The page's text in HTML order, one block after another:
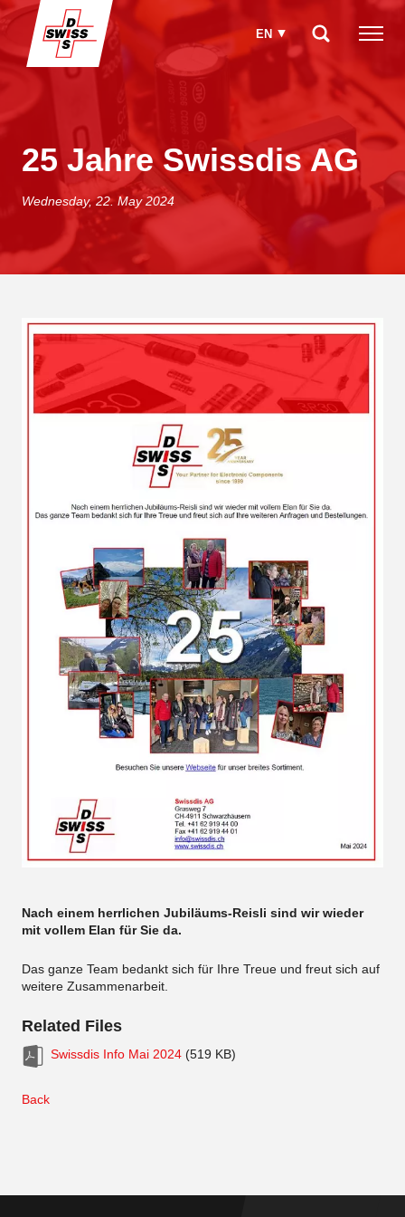
EN
25 Jahre Swissdis AG
Wednesday, 22. May 2024
How can we help you?
Nach einem herrlichen Jubiläums-Reisli sind wir wieder
mit vollem Elan für Sie da.
Das ganze Team bedankt sich für Ihre Treue und freut sich auf
weitere Zusammenarbeit.
Related Files
Swissdis Info Mai 2024 (519 KB)
Back